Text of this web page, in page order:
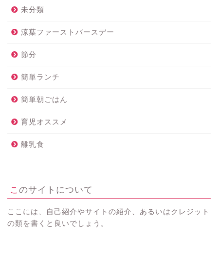
未分類
涼葉ファーストバースデー
節分
簡単ランチ
簡単朝ごはん
育児オススメ
離乳食
このサイトについて
ここには、自己紹介やサイトの紹介、あるいはクレジット
の類を書くと良いでしょう。